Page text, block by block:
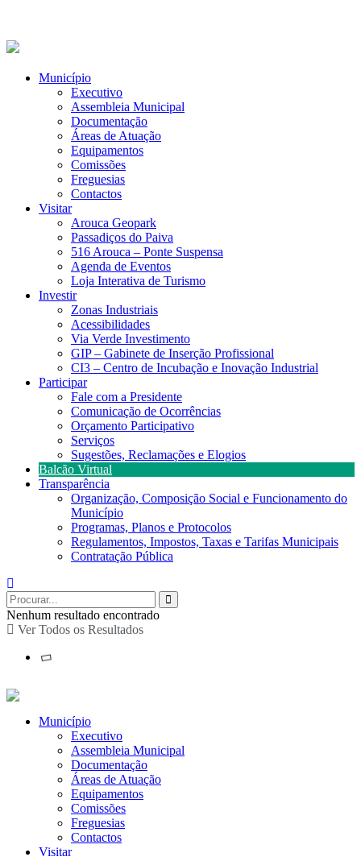
Município
Executivo
Assembleia Municipal
Documentação
Áreas de Atuação
Equipamentos
Comissões
Freguesias
Contactos
Visitar
Arouca Geopark
Passadiços do Paiva
516 Arouca – Ponte Suspensa
Agenda de Eventos
Loja Interativa de Turismo
Investir
Zonas Industriais
Acessibilidades
Via Verde Investimento
GIP – Gabinete de Inserção Profissional
CI3 – Centro de Incubação e Inovação Industrial
Participar
Fale com a Presidente
Comunicação de Ocorrências
Orçamento Participativo
Serviços
Sugestões, Reclamações e Elogios
Balcão Virtual
Transparência
Organização, Composição Social e Funcionamento do
Município
Programas, Planos e Protocolos
Regulamentos, Impostos, Taxas e Tarifas Municipais
Contratação Pública
Nenhum resultado encontrado
Ver Todos os Resultados
Município
Executivo
Assembleia Municipal
Documentação
Áreas de Atuação
Equipamentos
Comissões
Freguesias
Contactos
Visitar